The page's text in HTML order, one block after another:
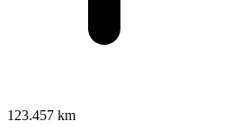
123.457 km